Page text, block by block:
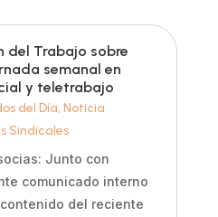
del Trabajo sobre
semanal en
y teletrabajo
del Día, Noticia
Sindicales
Junto con
comunicado interno
del reciente